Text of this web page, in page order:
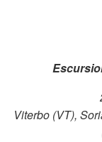
Viterbo (VT),